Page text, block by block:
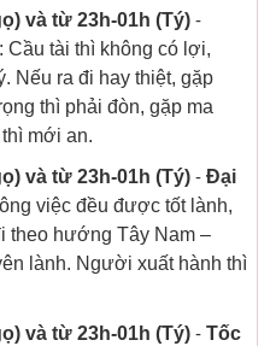
và từ 23h-01h (Tý) -
Cầu tài thì không có lợi,
Nếu ra đi hay thiệt, gặp
thì phải đòn, gặp ma
mới an.
và từ 23h-01h (Tý) - Đại
việc đều được tốt lành,
theo hướng Tây Nam –
lành. Người xuất hành thì
và từ 23h-01h (Tý) - Tốc